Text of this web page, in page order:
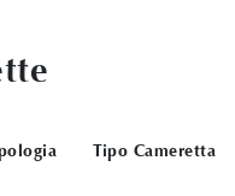
Tipo Cameretta